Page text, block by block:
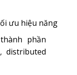
ưu hiệu năng
phần
distributed